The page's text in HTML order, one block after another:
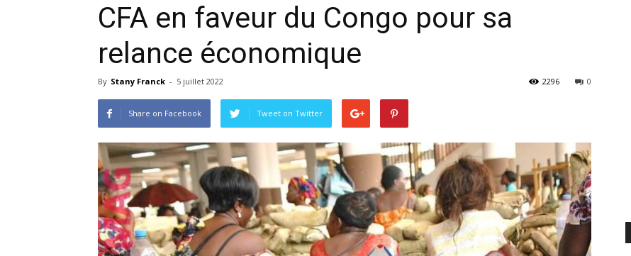
CFA en faveur du Congo pour sa
relance économique
By Stany Franck - 5 juillet 2022 0
2296
Share on Facebook Tweet on Twitter